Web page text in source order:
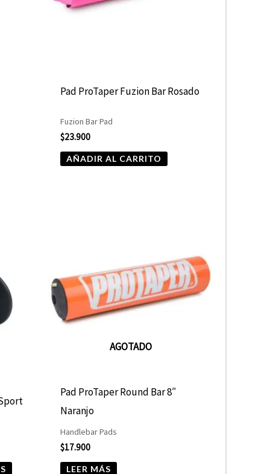
Pad ProTaper Fuzion Bar Rosado
Fuzion Bar Pad
$23.900
AÑADIR AL CARRITO
variantes.
Las
en
de
AGOTADO
Pad ProTaper Round Bar 8″
Naranjo
Handlebar Pads
$17.900
LEER MÁS